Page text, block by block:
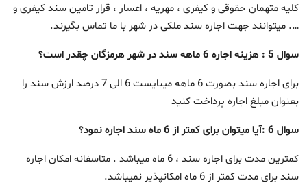
کلیه متهمان حقوقی و کیفری ، مهریه ، اعسار ، قرار تامین سند کیفری و
…. میتوانند جهت اجاره سند ملکی در شهر با ما تماس بگیرند.
سوال 5 : هزینه اجاره 6 ماهه سند در شهر هرمزگان چقدر است؟
برای اجاره سند بصورت 6 ماهه میبایست 6 الی 7 درصد ارزش سند را
بعنوان مبلغ اجاره پرداخت کنید
سوال 6 :آیا میتوان برای کمتر از 6 ماه سند اجاره نمود؟
کمترین مدت برای اجاره سند ، 6 ماه میباشد . متاسفانه امکان اجاره
سند برای مدت کمتر از 6 ماه امکانپذیر نمیباشد.